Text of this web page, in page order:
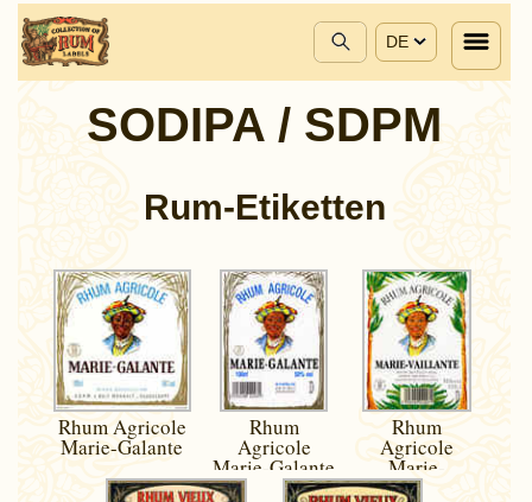
DE
SODIPA / SDPM
Rum-Etiketten
Rhum Agricole
Marie-Galante
Rhum
Agricole
Marie-Galante
Rhum
Agricole
Marie-
Vaillante